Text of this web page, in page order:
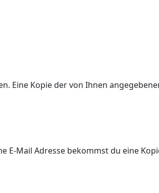
Eine Kopie der von Ihnen
E-Mail Adresse bekommst du eine